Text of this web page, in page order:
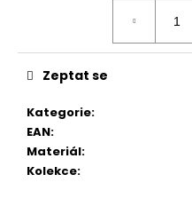
Kategorie:
EAN:
Materiál:
Kolekce:
Zeptat se